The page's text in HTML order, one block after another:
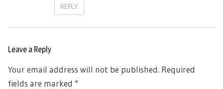
REPLY
Leave a Reply
Your email address will not be published. Required
fields are marked *